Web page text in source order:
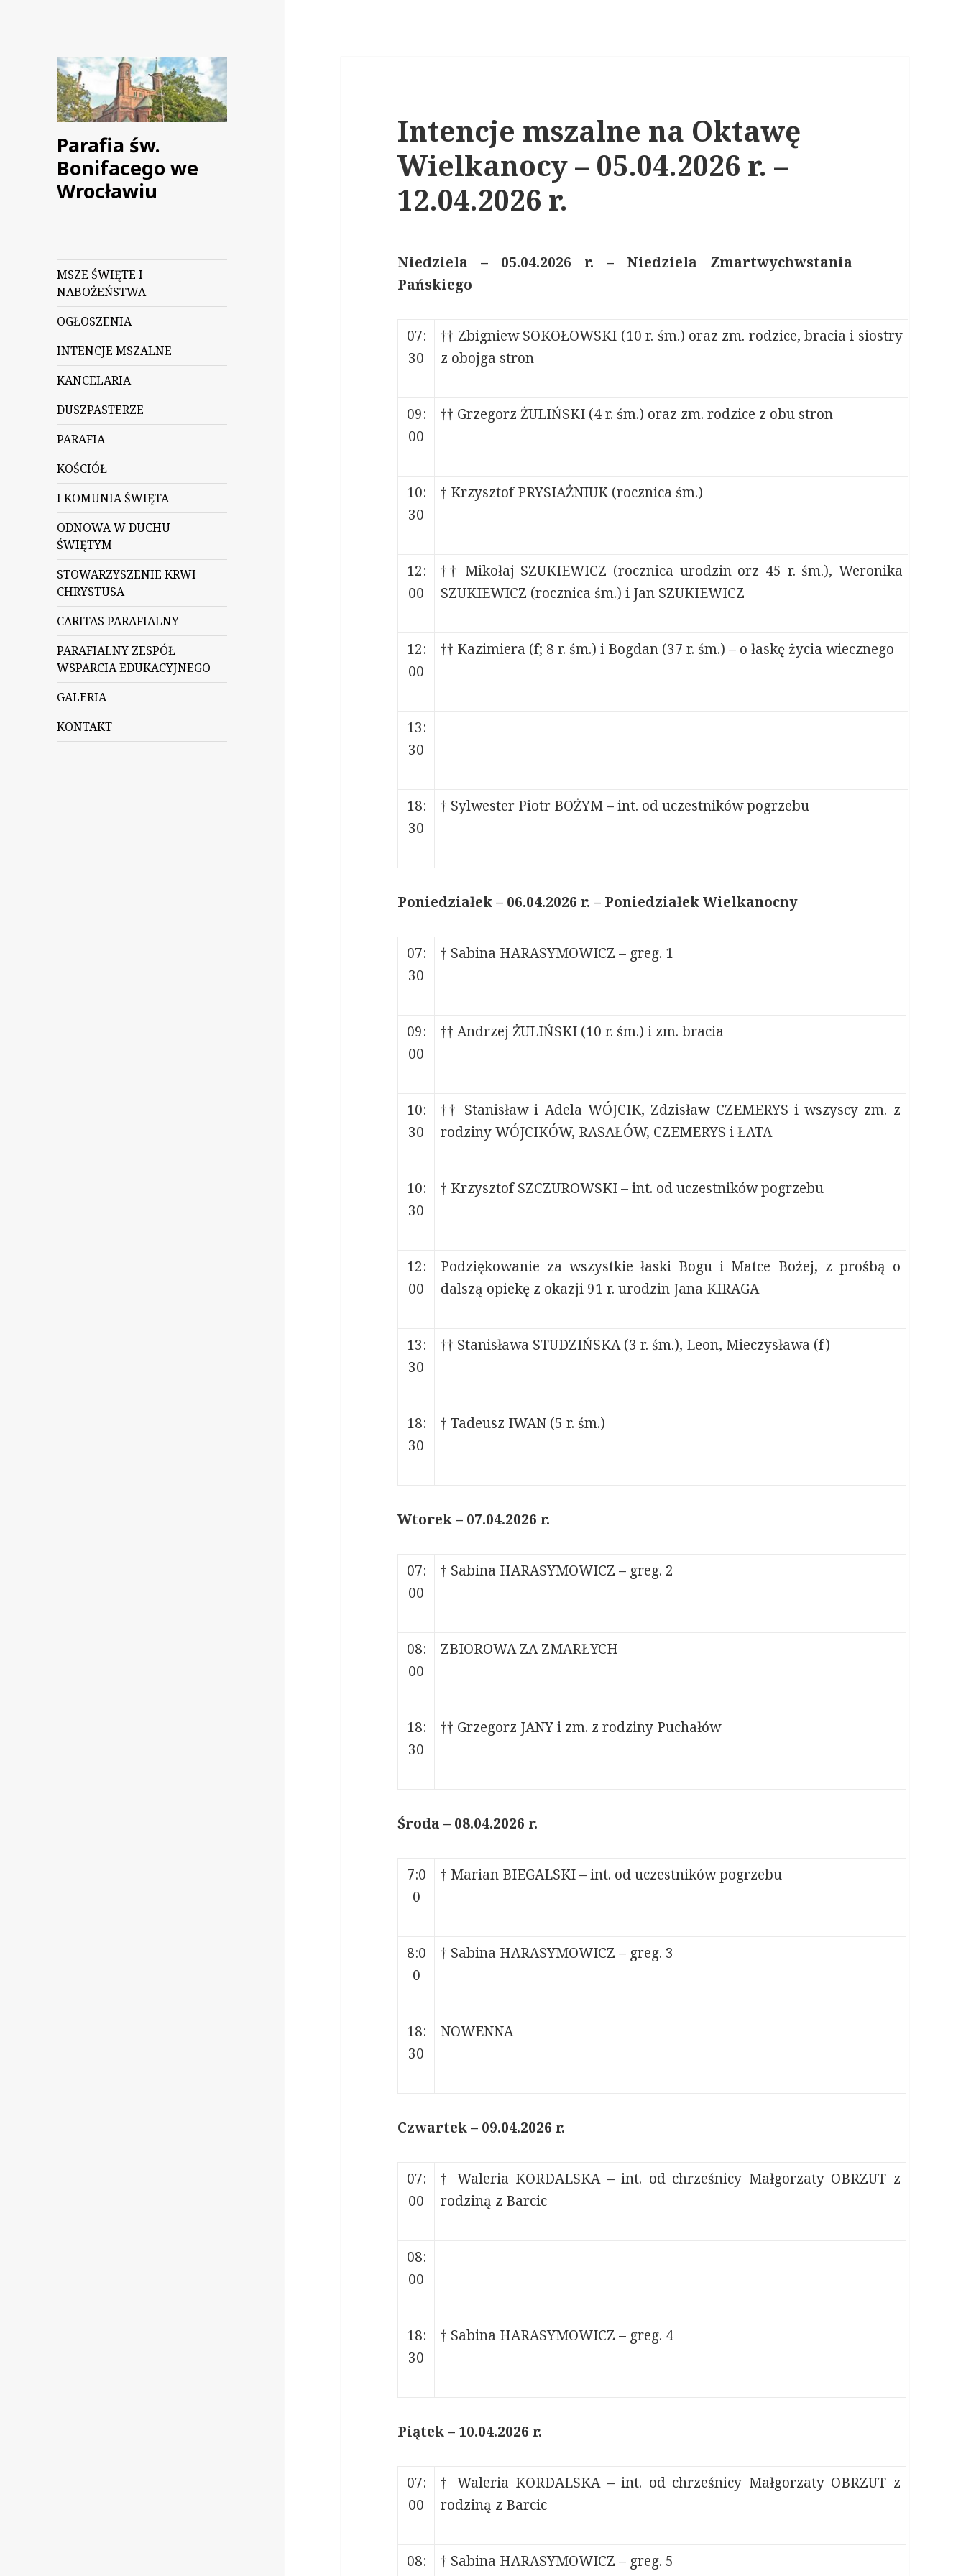
Parafia św.
Bonifacego we
Wrocławiu
MSZE ŚWIĘTE I
NABOŻEŃSTWA
OGŁOSZENIA
INTENCJE MSZALNE
KANCELARIA
DUSZPASTERZE
PARAFIA
KOŚCIÓŁ
I KOMUNIA ŚWIĘTA
ODNOWA W DUCHU
ŚWIĘTYM
STOWARZYSZENIE KRWI
CHRYSTUSA
CARITAS PARAFIALNY
PARAFIALNY ZESPÓŁ
WSPARCIA EDUKACYJNEGO
GALERIA
KONTAKT
Intencje mszalne na Oktawę
Wielkanocy – 05.04.2026 r. –
12.04.2026 r.
Niedziela – 05.04.2026 r. – Niedziela Zmartwychwstania
Pańskiego
07:
30
†† Zbigniew SOKOŁOWSKI (10 r. śm.) oraz zm. rodzice, bracia i siostry
z obojga stron
09:
00
†† Grzegorz ŻULIŃSKI (4 r. śm.) oraz zm. rodzice z obu stron
10:
30
† Krzysztof PRYSIAŻNIUK (rocznica śm.)
12:
00
†† Mikołaj SZUKIEWICZ (rocznica urodzin orz 45 r. śm.), Weronika
SZUKIEWICZ (rocznica śm.) i Jan SZUKIEWICZ
12:
00
†† Kazimiera (f; 8 r. śm.) i Bogdan (37 r. śm.) – o łaskę życia wiecznego
13:
30
18:
30
† Sylwester Piotr BOŻYM – int. od uczestników pogrzebu
Poniedziałek – 06.04.2026 r. – Poniedziałek Wielkanocny
07:
30
† Sabina HARASYMOWICZ – greg. 1
09:
00
†† Andrzej ŻULIŃSKI (10 r. śm.) i zm. bracia
10:
30
†† Stanisław i Adela WÓJCIK, Zdzisław CZEMERYS i wszyscy zm. z
rodziny WÓJCIKÓW, RASAŁÓW, CZEMERYS i ŁATA
10:
30
† Krzysztof SZCZUROWSKI – int. od uczestników pogrzebu
12:
00
Podziękowanie za wszystkie łaski Bogu i Matce Bożej, z prośbą o
dalszą opiekę z okazji 91 r. urodzin Jana KIRAGA
13:
30
†† Stanisława STUDZIŃSKA (3 r. śm.), Leon, Mieczysława (f)
18:
30
† Tadeusz IWAN (5 r. śm.)
Wtorek – 07.04.2026 r.
07:
00
† Sabina HARASYMOWICZ – greg. 2
08:
00
ZBIOROWA ZA ZMARŁYCH
18:
30
†† Grzegorz JANY i zm. z rodziny Puchałów
Środa – 08.04.2026 r.
7:0
0
† Marian BIEGALSKI – int. od uczestników pogrzebu
8:0
0
† Sabina HARASYMOWICZ – greg. 3
18:
30
NOWENNA
Czwartek – 09.04.2026 r.
07:
00
† Waleria KORDALSKA – int. od chrześnicy Małgorzaty OBRZUT z
rodziną z Barcic
08:
00
18:
30
† Sabina HARASYMOWICZ – greg. 4
Piątek – 10.04.2026 r.
07:
00
† Waleria KORDALSKA – int. od chrześnicy Małgorzaty OBRZUT z
rodziną z Barcic
08:
† Sabina HARASYMOWICZ – greg. 5